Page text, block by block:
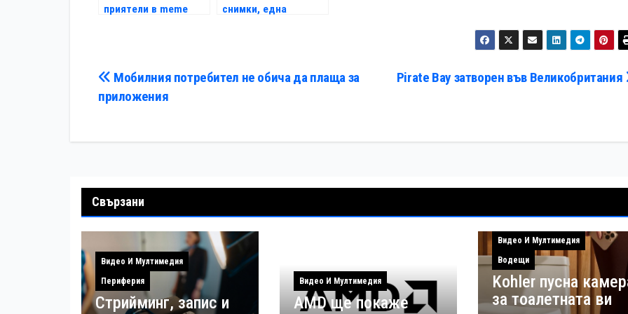
приятели в meme
снимки, една
Навигация Pirate Bay затворен във Великобритания
Мобилния потребител не обича да плаща за
приложения
Свързани
Видео И Мултимедия
Периферия
Стрийминг, запис и
Видео И Мултимедия
AMD ще покаже
Видео И Мултимедия
Водещи
Kohler пусна
за тоалетната ви